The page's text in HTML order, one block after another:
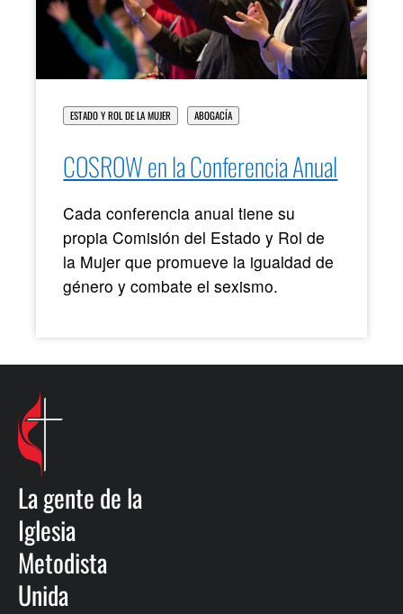
ESTADO Y ROL DE LA MUJER ABOGACÍA
COSROW en la Conferencia Anual
Cada conferencia anual tiene su
propia Comisión del Estado y Rol de
la Mujer que promueve la igualdad de
género y combate el sexismo.
La gente de la
Iglesia
Metodista
Unida